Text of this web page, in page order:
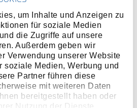
um Inhalte und Anzeigen zu
für soziale Medien
die Zugriffe auf unsere
Außerdem geben wir
Verwendung unserer Website
soziale Medien, Werbung und
Partner führen diese
mit weiteren Daten
bereitgestellt haben oder
Nutzung der Dienste
EAN4060833008983
837
mit 72 Zähnen
5°
verchromt